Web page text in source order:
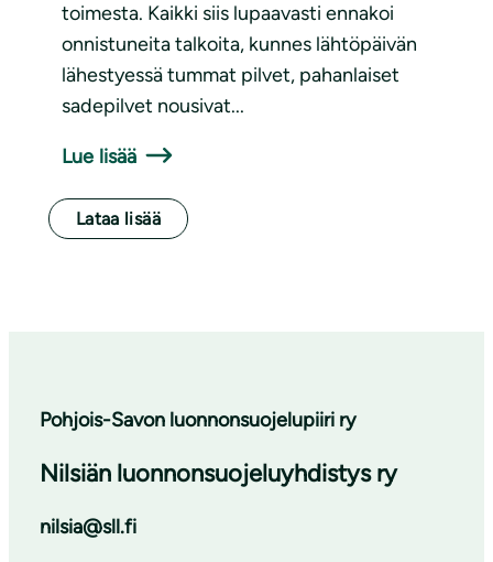
toimesta. Kaikki siis lupaavasti ennakoi
onnistuneita talkoita, kunnes lähtöpäivän
lähestyessä tummat pilvet, pahanlaiset
sadepilvet nousivat...
Lue lisää
Lataa lisää
Pohjois-Savon luonnonsuojelupiiri ry
Nilsiän luonnonsuojeluyhdistys ry
nilsia@sll.fi